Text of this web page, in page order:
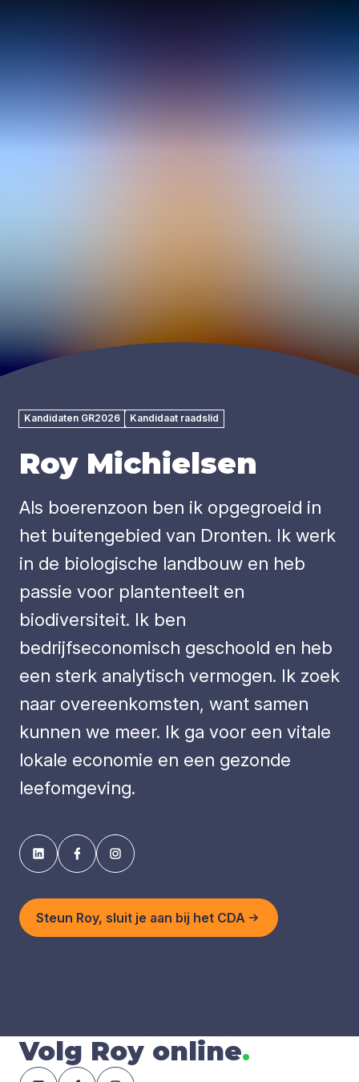
Kandidaten GR2026 Kandidaat raadslid
Roy Michielsen
Als boerenzoon ben ik opgegroeid in
het buitengebied van Dronten. Ik werk
in de biologische landbouw en heb
passie voor plantenteelt en
biodiversiteit. Ik ben
bedrijfseconomisch geschoold en heb
een sterk analytisch vermogen. Ik zoek
naar overeenkomsten, want samen
kunnen we meer. Ik ga voor een vitale
lokale economie en een gezonde
leefomgeving.
Steun Roy, sluit je aan bij het CDA
Volg Roy online.